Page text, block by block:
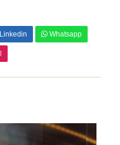
Linkedin Whatsapp